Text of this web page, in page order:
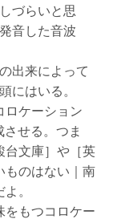
づらいと思
音した音波
出来によって
にはいる。
ロケーション
させる。つま
台文庫］や［英
ものはない｜南
。
をもつコロケー